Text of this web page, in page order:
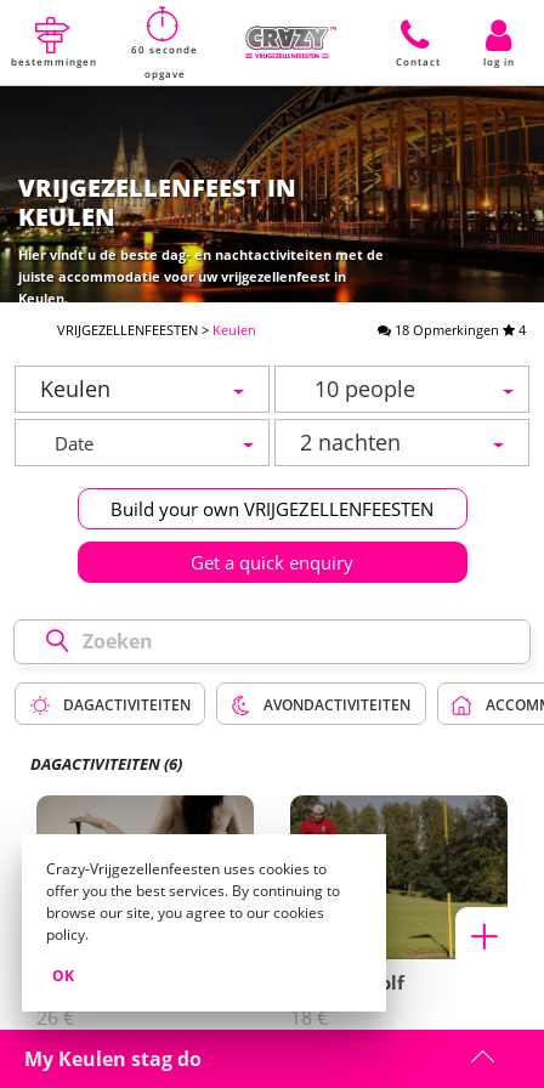
bestemmingen
60 seconde
opgave
Contact log in
VRIJGEZELLENFEEST IN
KEULEN
Hier vindt u de beste dag- en nachtactiviteiten met de
juiste accommodatie voor uw vrijgezellenfeest in
Keulen.
VRIJGEZELLENFEESTEN > Keulen 18 Opmerkingen 4
Keulen
10 people
2 nachten
Build your own VRIJGEZELLENFEESTEN
Get a quick enquiry
DAGACTIVITEITEN AVONDACTIVITEITEN
DAGACTIVITEITEN(6)
Sexy Goedemorgen
26 €
Voetbal Golf
18 €
My Keulen stag do
Crazy-Vrijgezellenfeesten uses cookies to
offer you the best services. By continuing to
browse our site, you agree to our cookies
policy.
OK